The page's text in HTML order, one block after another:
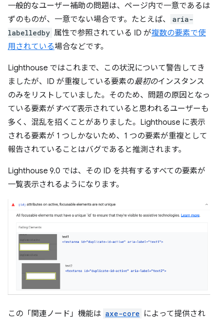
一般的なユーザー補助の問題は、ページ内で一意であるは
ずのものが、一意でない場合です。たとえば、
aria-
labelledby 属性で参照されている ID が複数の要素で使
用されている場合などです。
Lighthouse ではこれまで、この状況について警告してき
ましたが、ID が重複している要素の最初のインスタンス
のみをリストしていました。そのため、問題の原因となっ
ている要素が すべて表示されていると思われるユーザーも
多く、混乱を招くことがありました。Lighthouse に表示
される要素が 1 つしかないため、1 つの要素が重複として
報告されていることはバグであると推測されます。
Lighthouse 9.0 では、その ID を共有するすべての要素が
一覧表示されるようになります。
この「関連ノード」機能は axe-core によって提供され